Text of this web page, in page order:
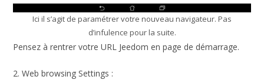
Ici il s’agit de paramétrer votre nouveau navigateur. Pas
d’infulence pour la suite.
Pensez à rentrer votre URL Jeedom en page de démarrage.
2. Web browsing Settings :